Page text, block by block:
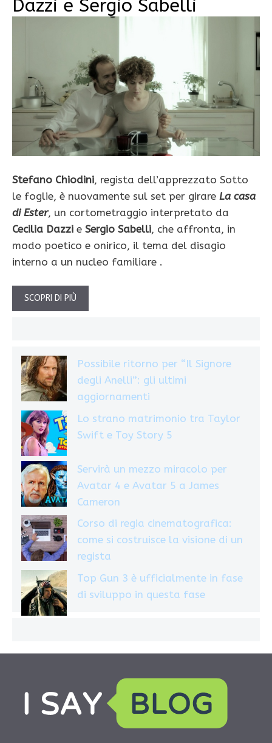
Dazzi e Sergio Sabelli
Stefano Chiodini, regista dell’apprezzato Sotto
le foglie, è nuovamente sul set per girare La casa
di Ester, un cortometraggio interpretato da
Cecilia Dazzi e Sergio Sabelli, che affronta, in
modo poetico e onirico, il tema del disagio
interno a un nucleo familiare .
SCOPRI DI PIÙ
Possibile ritorno per “Il Signore
degli Anelli”: gli ultimi
aggiornamenti
Lo strano matrimonio tra Taylor
Swift e Toy Story 5
Servirà un mezzo miracolo per
Avatar 4 e Avatar 5 a James
Cameron
Corso di regia cinematografica:
come si costruisce la visione di un
regista
Top Gun 3 è ufficialmente in fase
di sviluppo in questa fase